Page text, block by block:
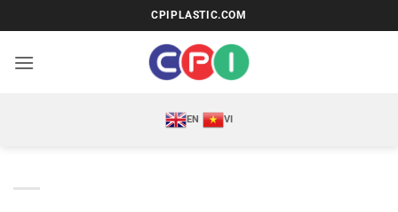
qua
nội
CPIPLASTIC.COM
EN VI